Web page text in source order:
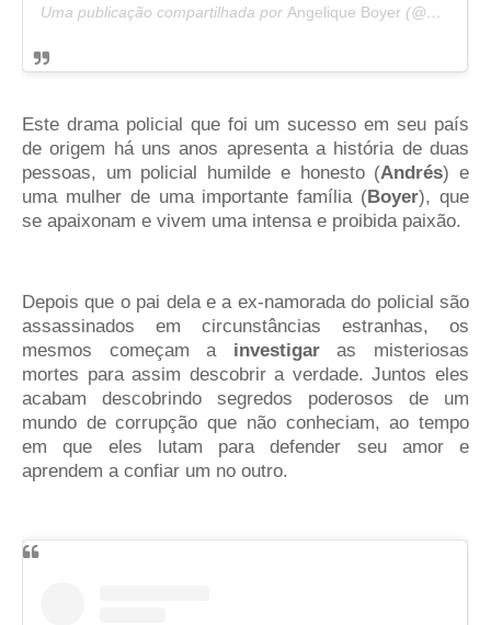
Uma publicação compartilhada por Angelique Boyer (@angeliqueboyer) em
Este drama policial que foi um sucesso em seu país
de origem há uns anos apresenta a história de duas
pessoas, um policial humilde e honesto (Andrés) e
uma mulher de uma importante família (Boyer), que
se apaixonam e vivem uma intensa e proibida paixão.
Depois que o pai dela e a ex-namorada do policial são
assassinados em circunstâncias estranhas, os
mesmos começam a investigaras misteriosas
mortes para assim descobrir a verdade. Juntos eles
acabam descobrindo segredos poderosos de um
mundo de corrupção que não conheciam, ao tempo
em que eles lutam para defender seu amor e
aprendem a confiar um no outro.